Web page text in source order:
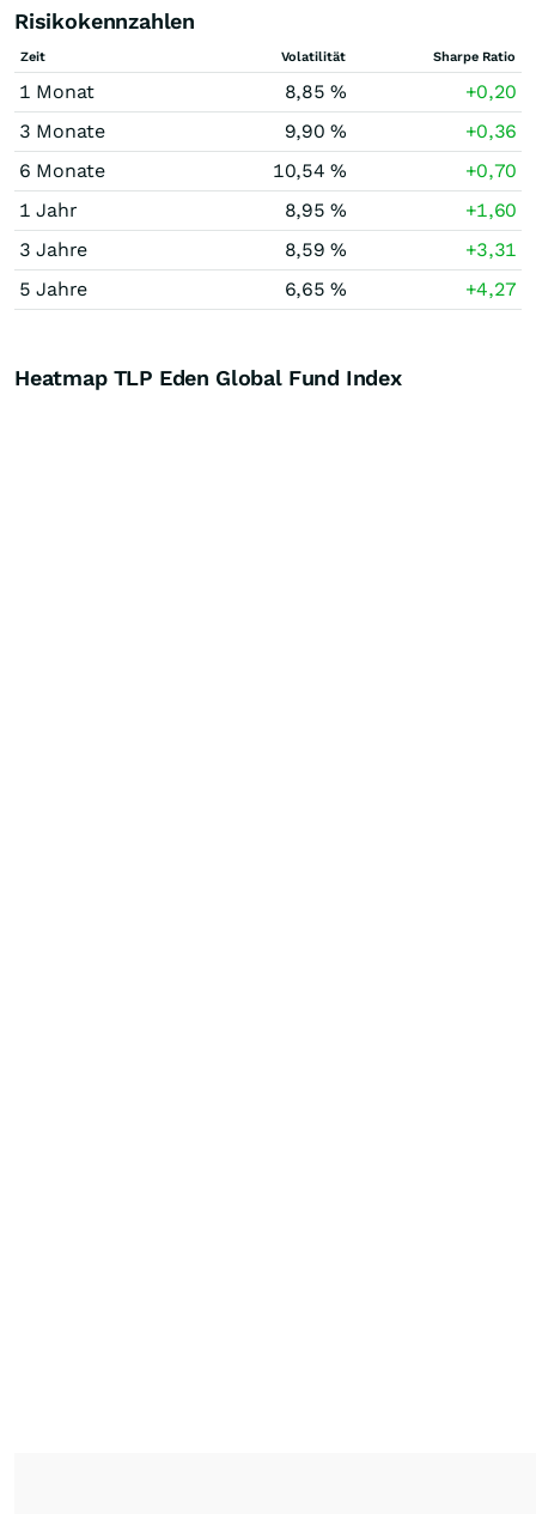
Risikokennzahlen
Zeit Volatilität Sharpe Ratio
1 Monat 8,85 %
+0,20
3 Monate
9,90 %
+0,36
6 Monate
10,54 %
+0,70
1 Jahr
8,95 %
+1,60
3 Jahre
8,59 %
+3,31
5 Jahre
6,65 % +4,27
Heatmap TLP Eden Global Fund Index